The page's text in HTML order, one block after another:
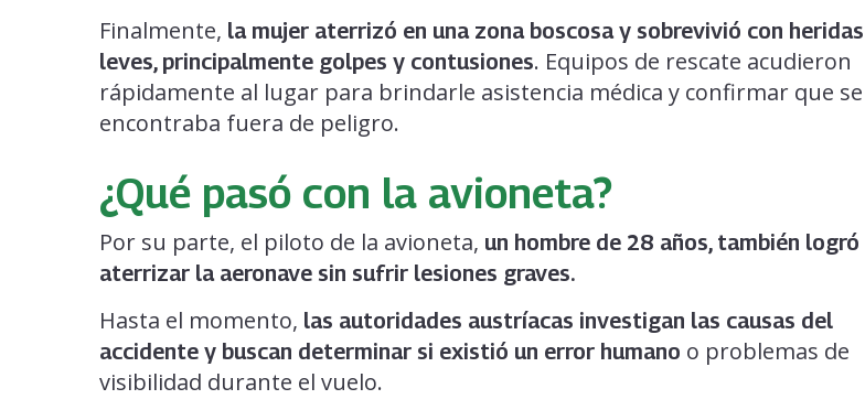
Finalmente, la mujer aterrizó en una zona boscosa y sobrevivió con heridas
leves, principalmente golpes y contusiones. Equipos de rescate acudieron
rápidamente al lugar para brindarle asistencia médica y confirmar que se
encontraba fuera de peligro.
¿Qué pasó con la avioneta?
Por su parte, el piloto de la avioneta, un hombre de 28 años, también logró
aterrizar la aeronave sin sufrir lesiones graves.
Hasta el momento, las autoridades austríacas investigan las causas del
accidente y buscan determinar si existió un error humano o problemas de
visibilidad durante el vuelo.